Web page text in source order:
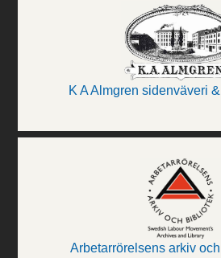
K A Almgren sidenväveri
Arbetarrörelsens arkiv